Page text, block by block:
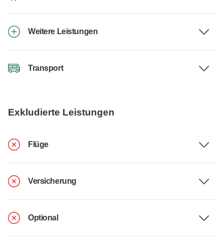
Weitere Leistungen
Transport
Exkludierte Leistungen
Flüge
Versicherung
Optional